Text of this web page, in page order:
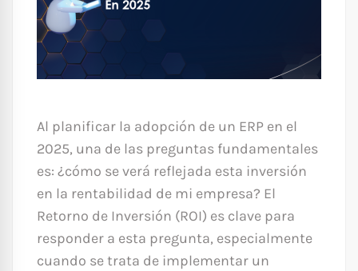
Al planificar la adopción de un ERP en el
2025, una de las preguntas fundamentales
es: ¿cómo se verá reflejada esta inversión
en la rentabilidad de mi empresa? El
Retorno de Inversión (ROI) es clave para
responder a esta pregunta, especialmente
cuando se trata de implementar un